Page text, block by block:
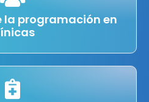
la programación en